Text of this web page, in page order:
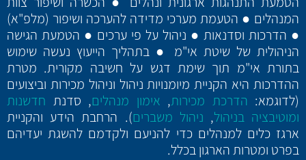
המנהלים ● הטעמת מערכי מדידה להערכה ושיפור (מלפ"א)
● הדרכות וסדנאות ● ניהול על פי ערכים ● הטמעת הגישה
הניהולית של שיטת אי"מ ● בתהליך הייעוץ נעשה שימוש
בתורת אי"מ תוך שימת דגש על חשיבה מקורית. מטרת
ההדרכות היא הקניית מיומנויות ניהול וניהול מכירות וביצועים
(לדוגמא: הדרכת מכירות, אימון מנהלים, סדנת חדשנות
ומוטיבציה בניהול, ניהול משברים). הרחבת הידע והקניית
ארגז כלים למנהלים כדי להניעם ולקדמם להשגת יעדיהם
בפרט ומטרות הארגון בכלל.